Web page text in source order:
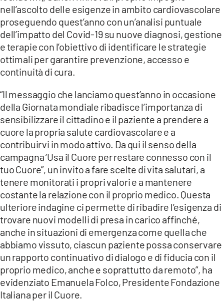
nell’ascolto delle esigenze in ambito cardiovascolare
proseguendo quest’anno con un’analisi puntuale
dell’impatto del Covid-19 su nuove diagnosi, gestione
e terapie con l’obiettivo di identificare le strategie
ottimali per garantire prevenzione, accesso e
continuità di cura.
“Il messaggio che lanciamo quest’anno in occasione
della Giornata mondiale ribadisce l’importanza di
sensibilizzare il cittadino e il paziente a prendere a
cuore la propria salute cardiovascolare e a
contribuirvi in modo attivo. Da qui il senso della
campagna ‘Usa il Cuore per restare connesso con il
tuo Cuore”, un invito a fare scelte di vita salutari, a
tenere monitorati i propri valori e a mantenere
costante la relazione con il proprio medico. Questa
ulteriore indagine ci permette di ribadire l’esigenza di
trovare nuovi modelli di presa in carico affinché,
anche in situazioni di emergenza come quella che
abbiamo vissuto, ciascun paziente possa conservare
un rapporto continuativo di dialogo e di fiducia con il
proprio medico, anche e soprattutto da remoto”, ha
evidenziato Emanuela Folco, Presidente Fondazione
Italiana per il Cuore.